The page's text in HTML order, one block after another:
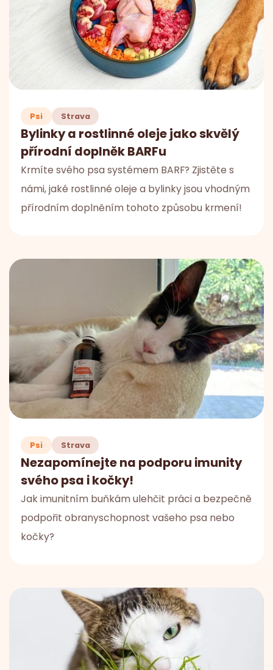
Psi Strava
Bylinky a rostlinné oleje jako skvělý
přírodní doplněk BARFu
Krmíte svého psa systémem BARF? Zjistěte s
námi, jaké rostlinné oleje a bylinky jsou vhodným
přírodním doplněním tohoto způsobu krmení!
Psi Strava
Nezapomínejte na podporu imunity
svého psa i kočky!
Jak imunitním buňkám ulehčit práci a bezpečně
podpořit obranyschopnost vašeho psa nebo
kočky?